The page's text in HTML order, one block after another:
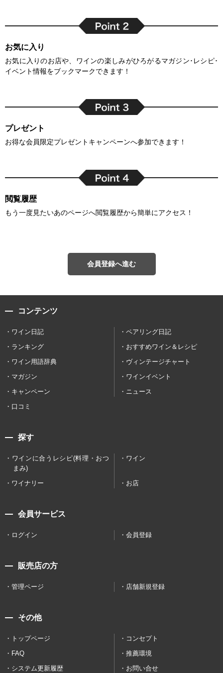
お気に入り
お気に入りのお店や、ワインの楽しみがひろがるマガジン･レシピ･
イベント情報をブックマークできます！
プレゼント
お得な会員限定プレゼントキャンペーンへ参加できます！
閲覧履歴
もう一度見たいあのページへ閲覧履歴から簡単にアクセス！
会員登録へ進む
コンテンツ
ワイン日記
ペアリング日記
ランキング
おすすめワイン＆レシピ
ワイン用語辞典
ヴィンテージチャート
マガジン
ワインイベント
キャンペーン
ニュース
口コミ
探す
ワインに合うレシピ(料理・おつ
まみ)
ワイン
ワイナリー お店
会員サービス
ログイン 会員登録
販売店の方
管理ページ 店舗新規登録
その他
トップページ
コンセプト
FAQ
推薦環境
システム更新履歴
お問い合せ